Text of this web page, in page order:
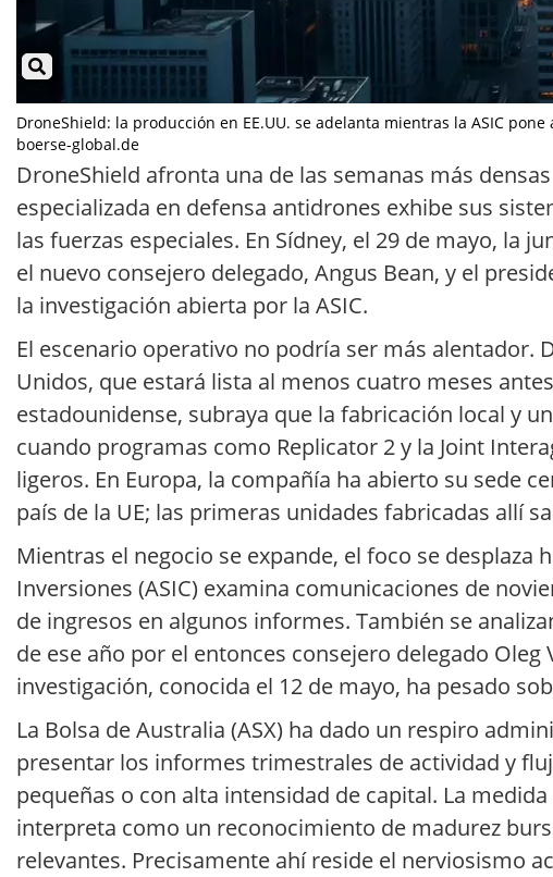
DroneShield: la producción en EE.UU. se adelanta mientras la ASIC
boerse-global.de
DroneShield afronta una de las semanas más
especializada en defensa antidrones exhibe sus
las fuerzas especiales. En Sídney, el 29 de mayo, la
el nuevo consejero delegado, Angus Bean, y el
la investigación abierta por la ASIC.
El escenario operativo no podría ser más alentador.
Unidos, que estará lista al menos cuatro meses
estadounidense, subraya que la fabricación local y
cuando programas como Replicator 2 y la Joint
ligeros. En Europa, la compañía ha abierto su sede
país de la UE; las primeras unidades fabricadas allí
Mientras el negocio se expande, el foco se desplaza
Inversiones (ASIC) examina comunicaciones de
de ingresos en algunos informes. También se
de ese año por el entonces consejero delegado
investigación, conocida el 12 de mayo, ha pesado
La Bolsa de Australia (ASX) ha dado un respiro
presentar los informes trimestrales de actividad y
pequeñas o con alta intensidad de capital. La
interpreta como un reconocimiento de madurez
relevantes. Precisamente ahí reside el nerviosismo